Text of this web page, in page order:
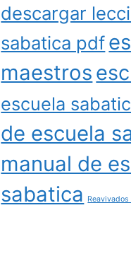
descargar
sabatica pdf
maestros
escuela
de escuela
manual de
sabatica